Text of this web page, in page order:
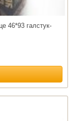
46*93 галстук-